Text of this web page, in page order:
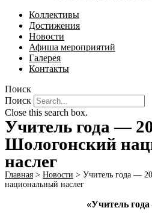
Коллективы
Достижения
Новости
Афиша мероприятий
Галерея
Контакты
Поиск
Поиск
Close this search box.
Учитель года —
Шологонский
наслег
Главная > Новости > Учитель года —
национальный наслег
«Учитель года